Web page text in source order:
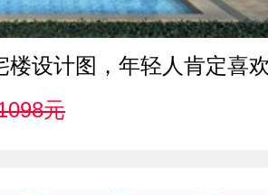
楼设计图，年轻人肯定喜
元